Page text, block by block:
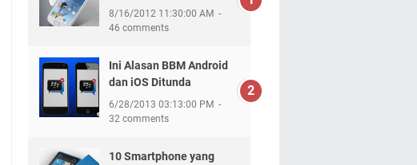
8/16/2012 11:30:00 AM
46 comments
Ini Alasan BBM Android
dan iOS Ditunda
6/28/2013 03:13:00 PM
32 comments
10 Smartphone yang